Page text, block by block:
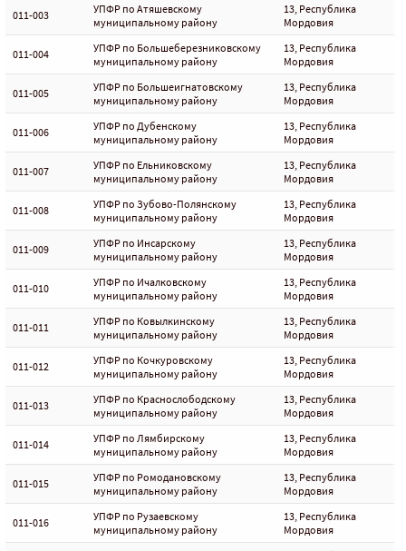
011-003
УПФР по Атяшевскому
муниципальному району
13, Республика
Мордовия
011-004
УПФР по Большеберезниковскому
муниципальному району
13, Республика
Мордовия
011-005
УПФР по Большеигнатовскому
муниципальному району
13, Республика
Мордовия
011-006
УПФР по Дубенскому
муниципальному району
13, Республика
Мордовия
011-007
УПФР по Ельниковскому
муниципальному району
13, Республика
Мордовия
011-008
УПФР по Зубово-Полянскому
муниципальному району
13, Республика
Мордовия
011-009
УПФР по Инсарскому
муниципальному району
13, Республика
Мордовия
011-010
УПФР по Ичалковскому
муниципальному району
13, Республика
Мордовия
011-011
УПФР по Ковылкинскому
муниципальному району
13, Республика
Мордовия
011-012
УПФР по Кочкуровскому
муниципальному району
13, Республика
Мордовия
011-013
УПФР по Краснослободскому
муниципальному району
13, Республика
Мордовия
011-014
УПФР по Лямбирскому
муниципальному району
13, Республика
Мордовия
011-015
УПФР по Ромодановскому
муниципальному району
13, Республика
Мордовия
011-016
УПФР по Рузаевскому
муниципальному району
13, Республика
Мордовия